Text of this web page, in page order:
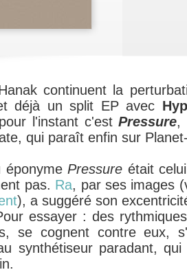
continuent la
déjà un split EP avec
l'instant c'estPressure,
qui paraît enfin sur
éponyme Pressure était
pas. Ra, par ses images
), a suggéré son
essayer : des
se cognent contre eux,
synthétiseur paradant,